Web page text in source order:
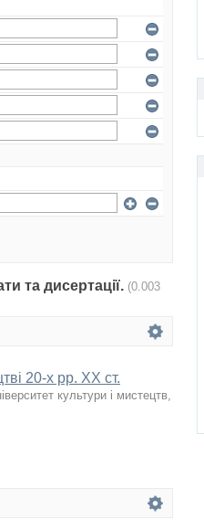
та дисертації. (0.003
20-х рр. ХХ ст.
культури і мистецтв,